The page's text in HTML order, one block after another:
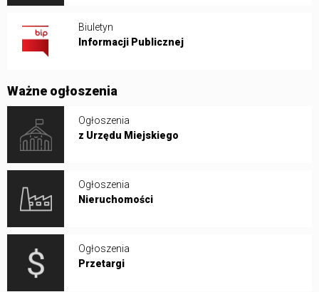
Biuletyn
Informacji Publicznej
Ważne ogłoszenia
Ogłoszenia
z Urzędu Miejskiego
Ogłoszenia
Nieruchomości
Ogłoszenia
Przetargi